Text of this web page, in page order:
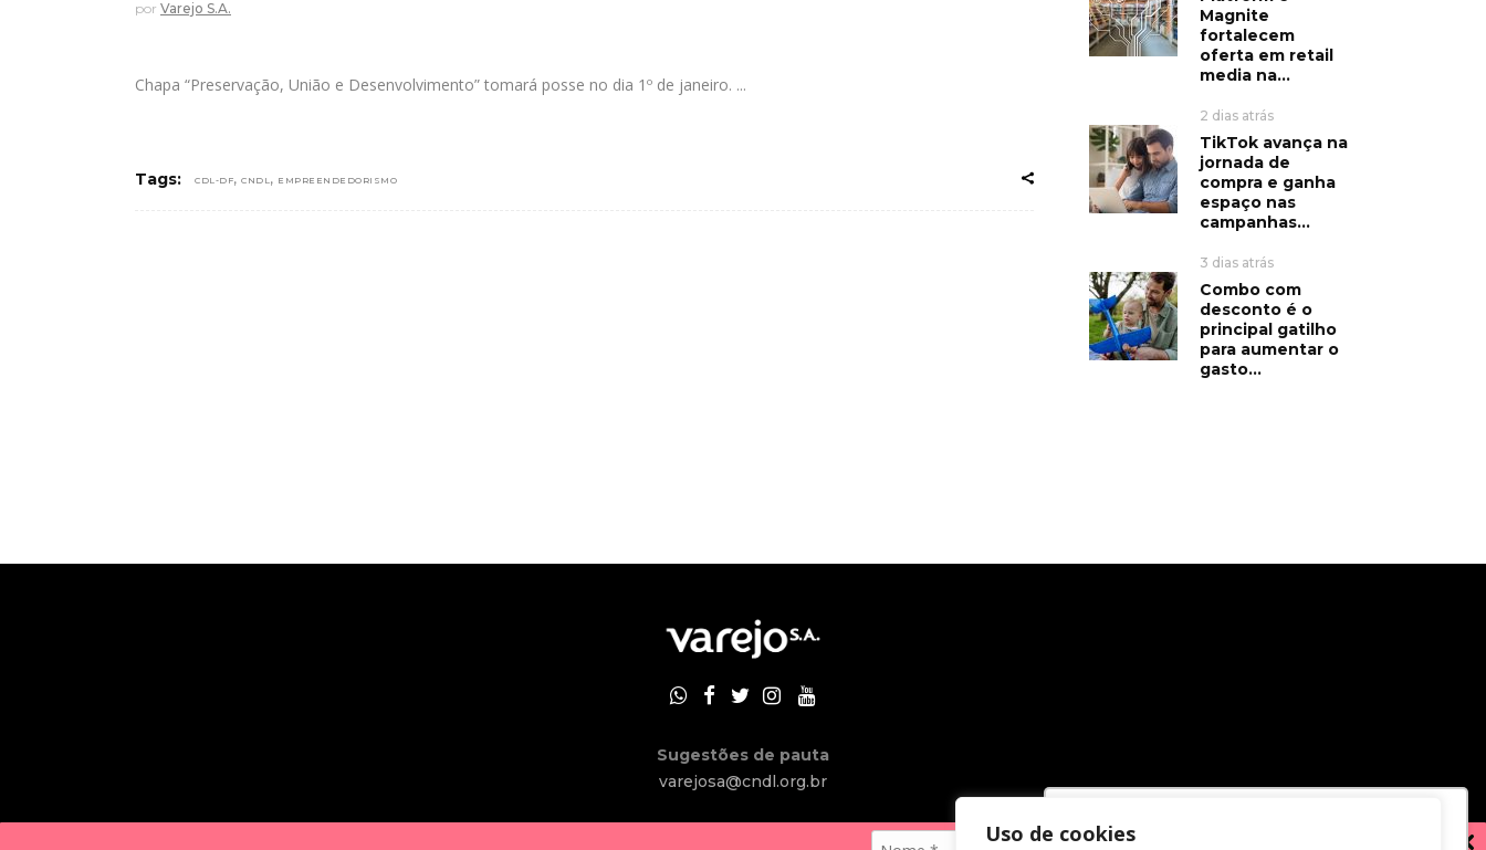
Utilizamos cookies para oferecer melhor
Uso de cookies
por Varejo S.A.
Chapa “Preservação, União e Desenvolvimento” tomará posse no dia 1º de janeiro.
Tags: CDL-DF, CNDL, EMPREENDEDORISMO
Magnite
fortalecem
oferta em retail
media na...
2 dias atrás
TikTok avança na
jornada de
compra e ganha
espaço nas
campanhas...
3 dias atrás
Combo com
desconto é o
principal gatilho
para aumentar o
gasto...
Sugestões de pauta
varejosa@cndl.org.br